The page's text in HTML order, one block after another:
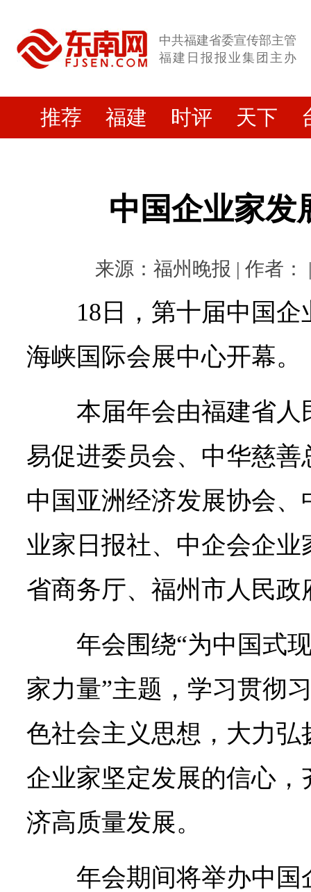
中共福建省委宣传部主管
福建日报报业集团主办
推荐 福建 时评 天下
中国企业家发
来源：福州晚报 | 作者：
18日，第十届中国
海峡国际会展中心开幕。
本届年会由福建省
易促进委员会、中华慈
中国亚洲经济发展协会
业家日报社、中企会企
省商务厅、福州市人民政
年会围绕“为中国式
家力量”主题，学习贯彻
色社会主义思想，大力
企业家坚定发展的信心
济高质量发展。
年会期间将举办中